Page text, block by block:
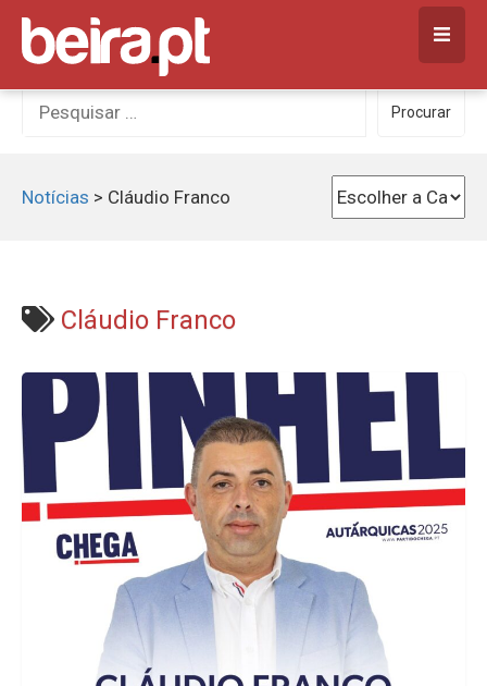
Skip
content
Procurar
por:
Procurar
Notícias > Cláudio Franco
Cláudio Franco